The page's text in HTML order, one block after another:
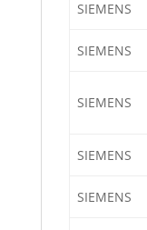
SIEMENS
SIEMENS
SIEMENS
SIEMENS
SIEMENS